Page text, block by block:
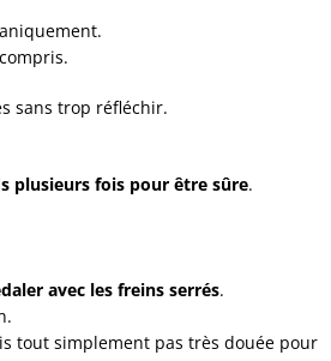
sans trop réfléchir.
plusieurs fois pour être sûre.
avec les freins serrés.
tout simplement pas très douée pour